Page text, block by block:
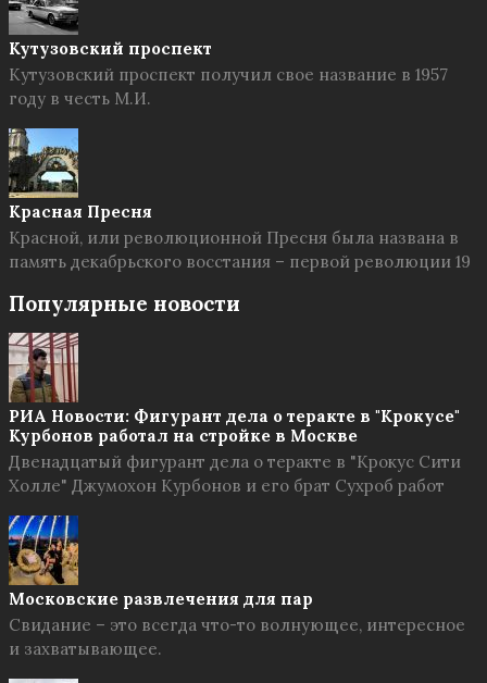
Кутузовский проспект
Кутузовский проспект получил свое название в 1957
году в честь М.И.
Красная Пресня
Красной, или революционной Пресня была названа в
память декабрьского восстания – первой революции 19
Популярные новости
РИА Новости: Фигурант дела о теракте в "Крокусе"
Курбонов работал на стройке в Москве
Двенадцатый фигурант дела о теракте в "Крокус Сити
Холле" Джумохон Курбонов и его брат Сухроб работ
Московские развлечения для пар
Свидание – это всегда что-то волнующее, интересное
и захватывающее.